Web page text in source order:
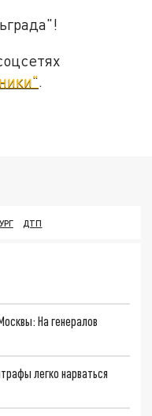
ДТП
На генералов
легко нарваться